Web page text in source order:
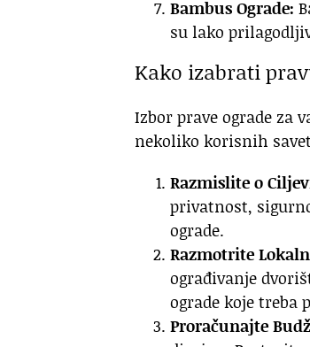
Bambus Ograde:
su lako
Kako izabrati
Izbor prave ograde za
nekoliko korisnih
Razmislite o
privatnost,
ograde.
Razmotrite
ograđivanje
ograde koje treba
Proračunajte